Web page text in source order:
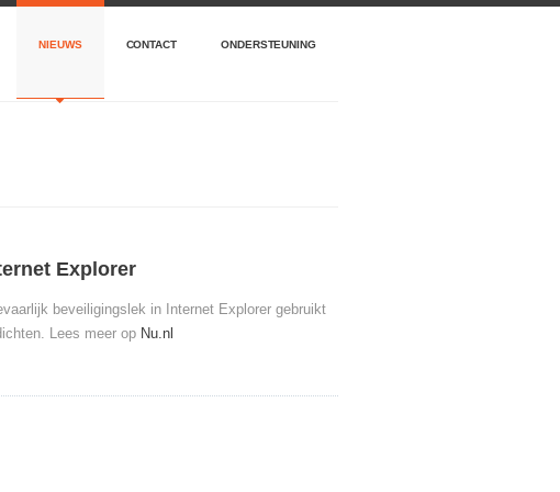
NIEUWS CONTACT ONDERSTEUNING
Explorer
beveiligingslek in Internet Explorer gebruikt
Lees meer op Nu.nl